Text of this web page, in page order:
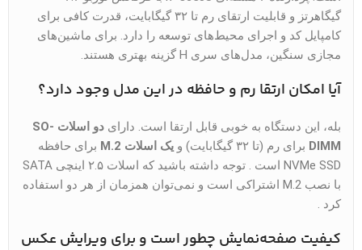
گیگاهرتز و قابلیت ارتقای رم تا ۳۲ گیگابایت، قدرت کافی برای
کامپایل کد و اجرای محیط‌های توسعه را دارد. برای ماشین‌های
مجازی سنگین، مدل‌های سری H گزینه بهتری هستند.
آیا امکان ارتقا رم و حافظه در این مدل وجود دارد؟
بله، این دستگاه به خوبی قابل ارتقا است. دارای
دو اسلات SO-
DIMM برای رم (تا ۳۲ گیگابایت) و یک اسلات M.2
برای حافظه
NVMe SSD است . توجه داشته باشید که اسلات ۲.۵ اینچی SATA
با نصب M.2 اشتراکی است و نمی‌توان همزمان از هر دو استفاده
کرد .
کیفیت صفحه‌نمایش چطور است و برای ویرایش عکس